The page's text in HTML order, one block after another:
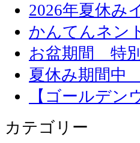
2026年夏休み
かんてんネン
お盆期間 特
夏休み期間中
【ゴールデ
カテゴリー